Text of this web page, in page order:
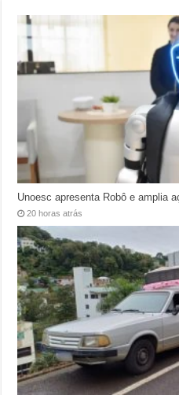
Unoesc apresenta Robô e amplia
20 horas atrás